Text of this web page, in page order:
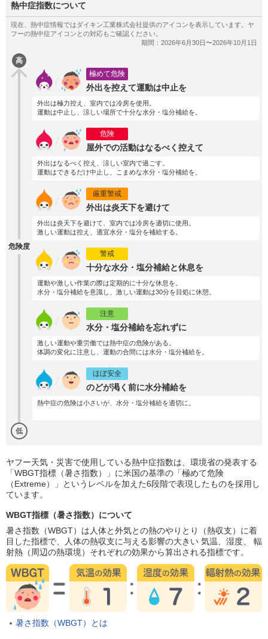
熱中症指数について
高
危険度
低
極めて危険
外出を控えて運動は中止を
外出は極力控え、室内では冷房を使用。
運動は中止し、涼しい場所で十分な水分・塩分補給を。
危険
屋外での活動はなるべく控えて
外出はなるべく控え、涼しい室内で過ごす。
運動はできるだけ中止し、こまめな水分・塩分補給を。
厳重警戒
外出は炎天下を避けて
外出は炎天下を避けて、室内では冷房を適切に使用。
激しい運動は控え、適宜水分・塩分を補給する。
警戒
十分な水分・塩分補給と休息を
運動や激しい作業の際は定期的に十分な休息を。
水分・塩分補給を意識し、激しい運動は30分を目処に休憩。
注意
水分・塩分補給を忘れずに
激しい運動や重労働では熱中症の危険がある。
体調の変化に注意し、運動の合間には水分・塩分補給を。
ほぼ安全
のどが渇く前に水分補給を
熱中症の危険は小さいが、水分・塩分補給を適切に。
ヤフー天気・災害で使用している熱中症指数は、環境省の発表する
「WBGT指標（暑さ指数）」に米国の基準の「極めて危険
（Extreme）」というレベルを加えた6段階で表現したものを採用し
ています。
WBGT指標（暑さ指数）について
暑さ指数（WBGT）は人体と外気との熱のやりとり（熱収支）に着
目した指標で、人体の熱収支に与える影響の大きい 気温、湿度、 輻
射熱（周辺の熱環境）それぞれの効果から算出される指標です。
暑さ指数（WBGT）とは